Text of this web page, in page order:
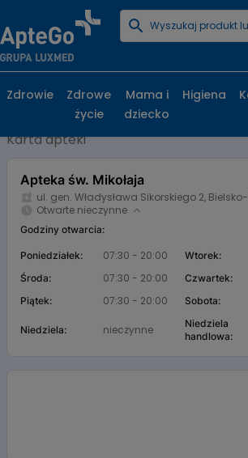
Strona główna
Apteka św. Mikołaja, ul. gen.
Sikorskiego 2, Bielsko-Biała
Karta apteki
Apteka św. Mikołaja
ul. gen. Władysława Sikorskiego 2,
Otwarte nieczynne
Godziny otwarcia:
Poniedziałek: 07:30 - 20:00 Wtorek:
Środa: 07:30 - 20:00 Czwartek:
Piątek: 07:30 - 20:00 Sobota:
Niedziela: nieczynne
Niedziela
handlowa:
Zdrowie
Zdrowe
życie
Mama i
dziecko
Higiena